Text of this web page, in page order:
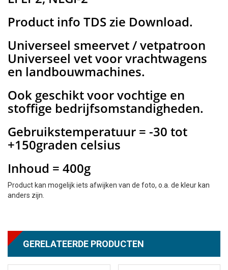
Product info TDS zie Download.
Universeel smeervet / vetpatroon
Universeel vet voor vrachtwagens
en landbouwmachines.
Ook geschikt voor vochtige en
stoffige bedrijfsomstandigheden.
Gebruikstemperatuur = -30 tot
+150graden celsius
Inhoud = 400g
Product kan mogelijk iets afwijken van de foto, o.a. de kleur kan
anders zijn.
GERELATEERDE PRODUCTEN